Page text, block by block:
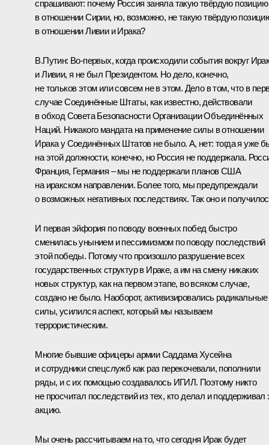
спрашивают: почему Россия заняла такую твёрдую позицию
в отношении Сирии, но, возможно, не такую твёрдую
в отношении Ливии и Ирака?
В.Путин: Во‑первых, когда происходили события вокруг
и Ливии, я не был Президентом. Но дело, конечно,
не тольков этом или совсем не в этом. Дело в том, что в
случае Соединённые Штаты, как известно, действовали
в обход Совета Безопасности Организации Объединённых
Наций. Никакого мандата на применение силы в отношении
Ирака у Соединённых Штатов не было. А, нет: тогда я уже
на этой должности, конечно, но Россия не поддержала.
Франция, Германия – мы не поддержали планов США
на иракском направлении. Более того, мы предупреждали
о возможных негативных последствиях. Так оно и
И первая эйфория по поводу военных побед быстро
сменилась унынием и пессимизмом по поводу последствий
этой победы. Потому что произошло разрушение всех
государственных структур в Ираке, а им на смену никаких
новых структур, как на первом этапе, во всяком случае,
создано не было. Наоборот, активизировались радикальные
силы, усилился аспект, который мы называем
террористическим.
Многие бывшие офицеры армии Саддама Хусейна
и сотрудники спецслужб как раз перекочевали, пополнили
ряды, и с их помощью создавалось ИГИЛ. Поэтому никто
не просчитал последствий из тех, кто делал и поддерживал
акцию.
Мы очень рассчитываем на то, что сегодня Ирак будет